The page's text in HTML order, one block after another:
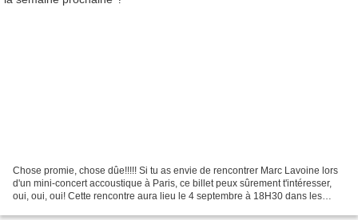
Chose promie, chose dûe!!!!! Si tu as envie de rencontrer Marc Lavoine lors
d'un mini-concert accoustique à Paris, ce billet peux sûrement t'intéresser,
oui, oui, oui! Cette rencontre aura lieu le 4 septembre à 18H30 dans les